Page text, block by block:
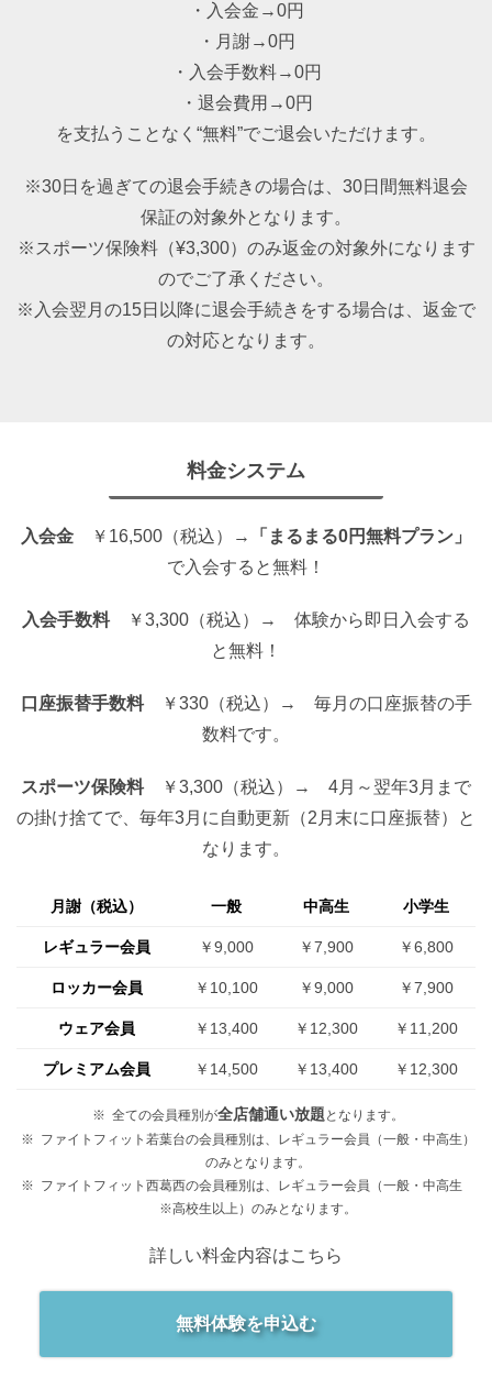
・入会金→0円
・月謝→0円
・入会手数料→0円
・退会費用→0円
を支払うことなく“無料”でご退会いただけます。
※30日を過ぎての退会手続きの場合は、30日間無料退会
保証の対象外となります。
※スポーツ保険料（¥3,300）のみ返金の対象外になります
のでご了承ください。
※入会翌月の15日以降に退会手続きをする場合は、返金で
の対応となります。
料金システム
入会金 ￥16,500（税込）→
「まるまる0円無料プラン」
で入会すると無料！
入会手数料￥3,300（税込）→ 体験から即日入会する
と無料！
口座振替手数料￥330（税込）→ 毎月の口座振替の手
数料です。
スポーツ保険料￥3,300（税込）→ 4月～翌年3月まで
の掛け捨てで、毎年3月に自動更新（2月末に口座振替）と
なります。
月謝（税込） 一般 中高生 小学生
レギュラー会員 ￥9,000 ￥7,900 ￥6,800
ロッカー会員 ￥10,100 ￥9,000 ￥7,900
ウェア会員 ￥13,400 ￥12,300 ￥11,200
プレミアム会員 ￥14,500 ￥13,400 ￥12,300
全ての会員種別が全店舗通い放題 となります。
ファイトフィット若葉台の会員種別は、レギュラー会員（一般・中高生）
のみとなります。
ファイトフィット西葛西の会員種別は、レギュラー会員（一般・中高生
※高校生以上）のみとなります。
詳しい料金内容はこちら
無料体験を申込む